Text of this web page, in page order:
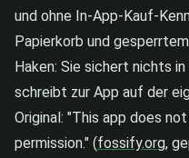
und ohne In-App-Kauf-
Papierkorb und
Haken: Sie sichert nichts
schreibt zur App auf der
Original: "This app does
permission." (fossify.org,